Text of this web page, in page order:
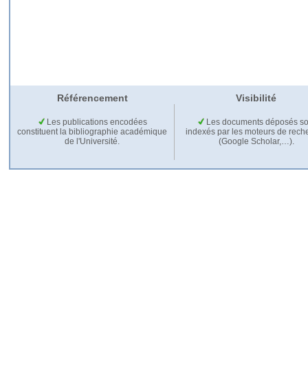
Référencement Visibilité
Les publications encodées
constituent la bibliographie académique
de l'Université.
Les documents déposés
indexés par les moteurs de
(Google Scholar,…).